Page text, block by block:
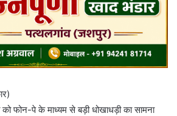
को फोन-पे के माध्यम से बड़ी धोखाधड़ी का सामना